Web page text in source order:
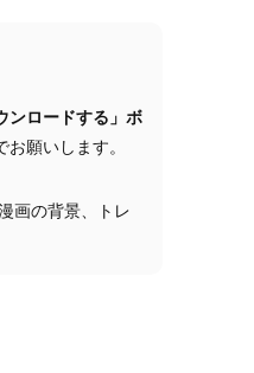
ンロードする」ボ
お願いします。
画の背景、トレ